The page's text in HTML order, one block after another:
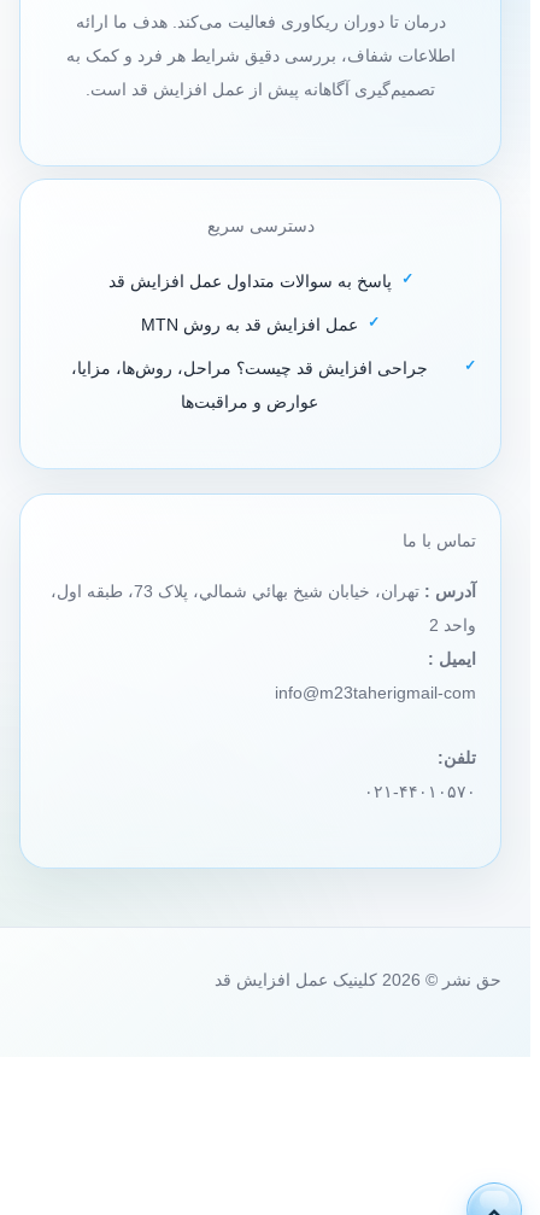
درمان تا دوران ریکاوری فعالیت می‌کند. هدف ما ارائه
اطلاعات شفاف، بررسی دقیق شرایط هر فرد و کمک به
تصمیم‌گیری آگاهانه پیش از عمل افزایش قد است.
دسترسی سریع
پاسخ به سوالات متداول عمل افزایش قد
عمل افزایش قد به روش MTN
جراحی افزایش قد چیست؟ مراحل، روش‌ها، مزایا،
عوارض و مراقبت‌ها
تماس با ما
آدرس :
تهران، خيابان شيخ بهائي شمالي، پلاک 73، طبقه اول،
واحد 2
ایمیل :
info@m23taherigmail-com
تلفن:
۰۲۱-۴۴۰۱۰۵۷۰
حق نشر © 2026 کلینیک عمل افزایش قد